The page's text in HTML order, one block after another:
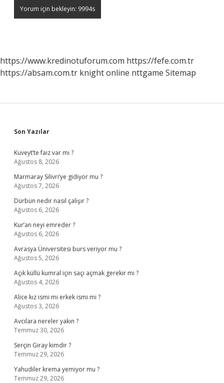
https://www.kredinotuforum.com https://fefe.com.tr
https://absam.com.tr knight online nttgame Sitemap
Sidebar
Son Yazılar
Kuveyt’te faiz var mı ?
Ağustos 8, 2026
Marmaray Silivri’ye gidiyor mu ?
Ağustos 7, 2026
Dürbün nedir nasıl çalışır ?
Ağustos 6, 2026
Kur’an neyi emreder ?
Ağustos 6, 2026
Avrasya Üniversitesi burs veriyor mu ?
Ağustos 5, 2026
Açık küllü kumral için saçı açmak gerekir mi ?
Ağustos 4, 2026
Alice kız ismi mi erkek ismi mi ?
Ağustos 3, 2026
Avcılara nereler yakın ?
Temmuz 30, 2026
Serçin Giray kimdir ?
Temmuz 29, 2026
Yahudiler krema yemiyor mu ?
Temmuz 29, 2026